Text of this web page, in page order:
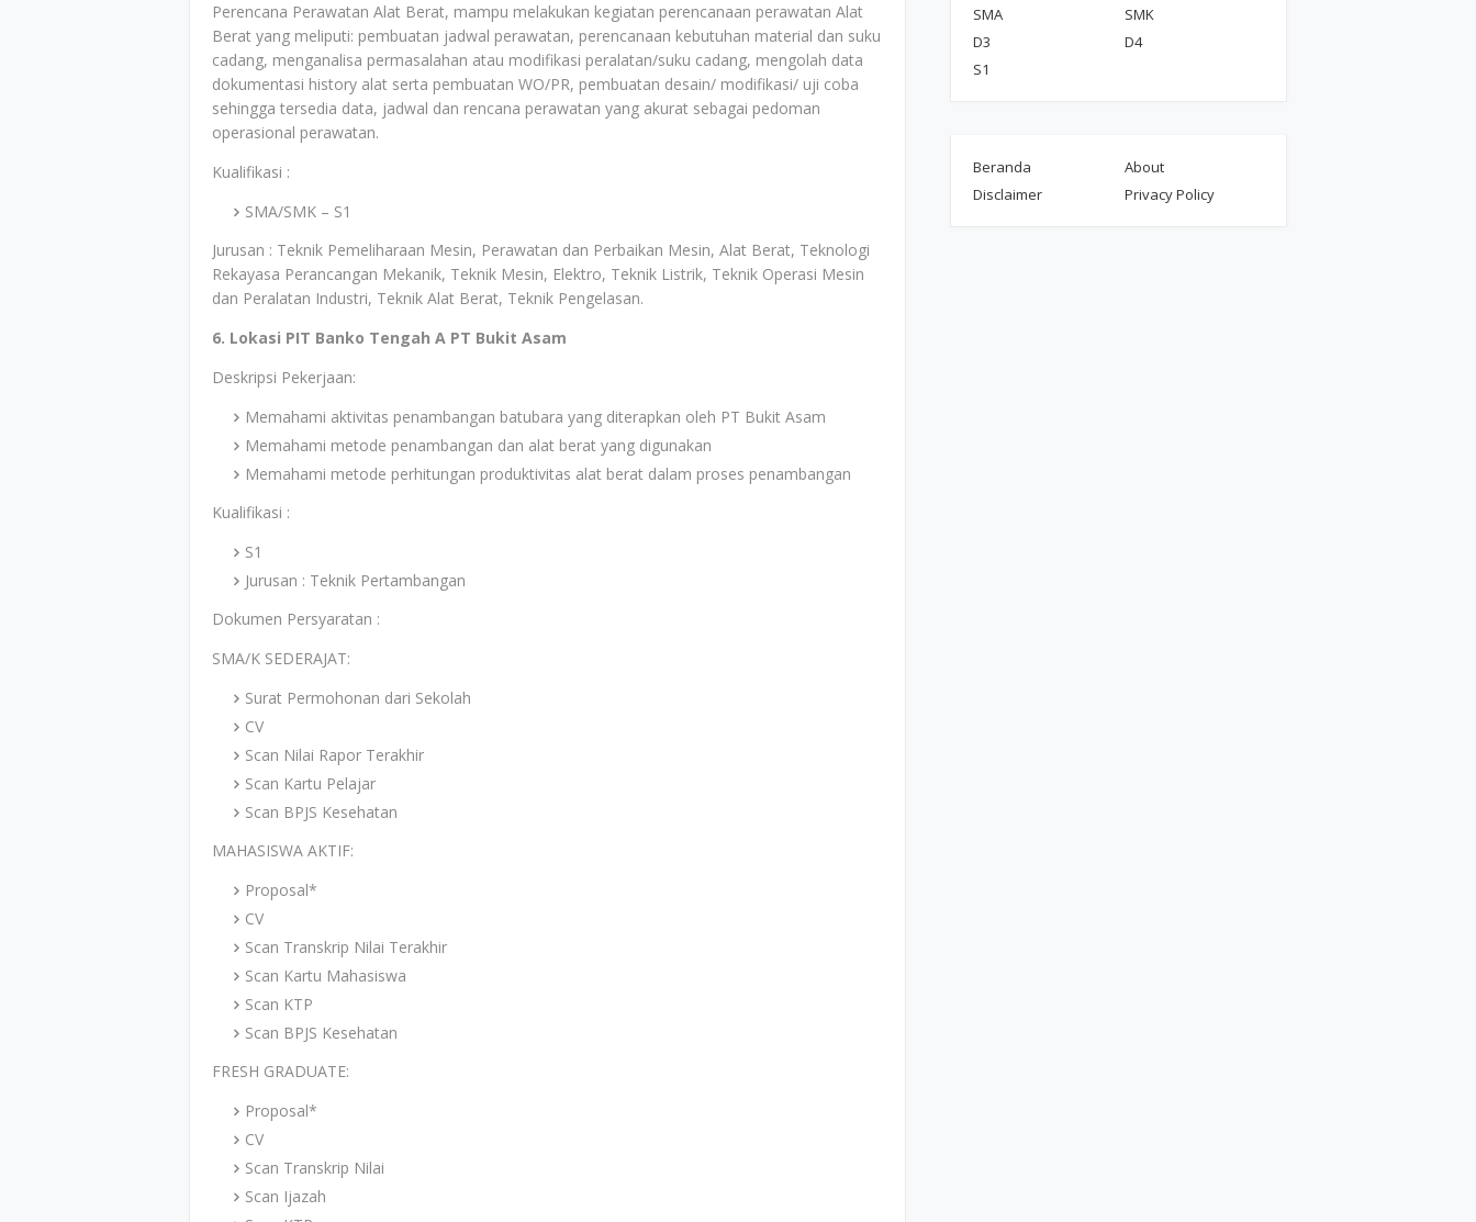
Perencana Perawatan Alat Berat, mampu melakukan kegiatan perencanaan perawatan Alat
Berat yang meliputi: pembuatan jadwal perawatan, perencanaan kebutuhan material dan suku
cadang, menganalisa permasalahan atau modifikasi peralatan/suku cadang, mengolah data
dokumentasi history alat serta pembuatan WO/PR, pembuatan desain/ modifikasi/ uji coba
sehingga tersedia data, jadwal dan rencana perawatan yang akurat sebagai pedoman
operasional perawatan.
Kualifikasi :
SMA/SMK – S1
Jurusan : Teknik Pemeliharaan Mesin, Perawatan dan Perbaikan Mesin, Alat Berat, Teknologi
Rekayasa Perancangan Mekanik, Teknik Mesin, Elektro, Teknik Listrik, Teknik Operasi Mesin
dan Peralatan Industri, Teknik Alat Berat, Teknik Pengelasan.
6. Lokasi PIT Banko Tengah A PT Bukit Asam
Deskripsi Pekerjaan:
Memahami aktivitas penambangan batubara yang diterapkan oleh PT Bukit Asam
Memahami metode penambangan dan alat berat yang digunakan
Memahami metode perhitungan produktivitas alat berat dalam proses penambangan
Kualifikasi :
S1
Jurusan : Teknik Pertambangan
Dokumen Persyaratan :
SMA/K SEDERAJAT:
Surat Permohonan dari Sekolah
CV
Scan Nilai Rapor Terakhir
Scan Kartu Pelajar
Scan BPJS Kesehatan
MAHASISWA AKTIF:
Proposal*
CV
Scan Transkrip Nilai Terakhir
Scan Kartu Mahasiswa
Scan KTP
Scan BPJS Kesehatan
FRESH GRADUATE:
Proposal*
CV
Scan Transkrip Nilai
Scan Ijazah
SMA
SMK
D3
D4
S1
Beranda
About
Disclaimer
Privacy Policy